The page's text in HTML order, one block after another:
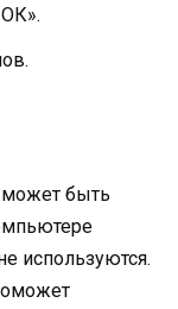
может быть
используются.